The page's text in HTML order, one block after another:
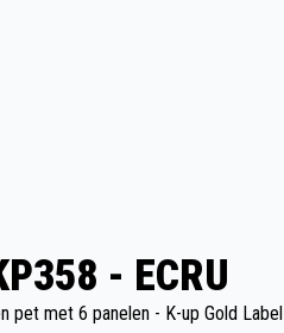
- ECRU
pet met 6 panelen - K-up Gold Label